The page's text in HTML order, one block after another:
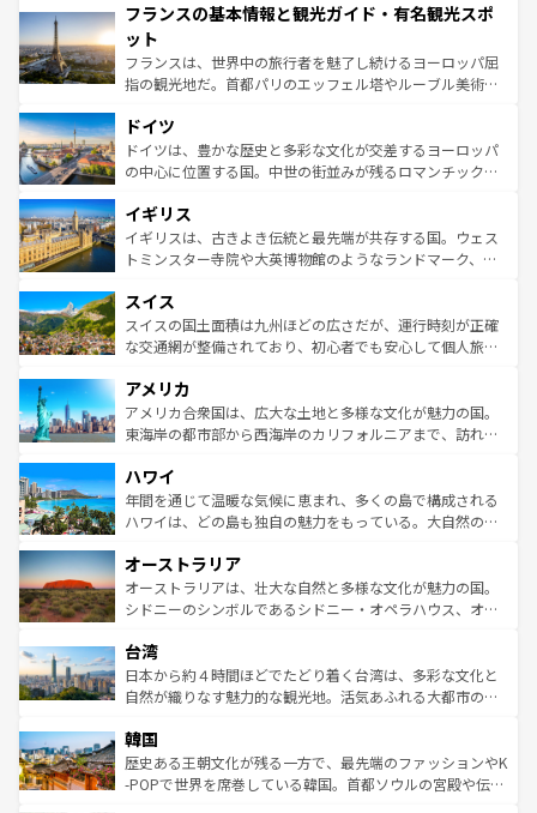
ませてくれるイタリアで、忘れられない旅をしてみよう！
なお、新着のイタリア情報は
しい。
文化が根付くこの国では、情熱的なフラメンコ、熱気あふ
れる闘牛、そして美味しいタパスが生活の一部となってい
る。首都マドリードの洗練された雰囲気や、バルセロナの
アートに溢れた街角から、地方では古代ローマ遺跡や中世
せる。地方によって風土や気候が異なるスペインはその個
性で訪れる人を魅了する。 なお、新着のスペイン情報は コ
ンテンツ一覧を参照してほしい。
フランスの基本情報と観光ガイド・有名観光スポ
ット
フランスは、世界中の旅行者を魅了し続けるヨーロッパ屈
指の観光地だ。首都パリのエッフェル塔やルーブル美術館
で、幅広い魅力が詰まっている。華麗な宮殿、歴史的な大
聖堂、美しいビーチ、そして豊かな自然が、訪れる者を心
から魅了する。また、フランスは美食の国としても知ら
いる。シャンパンの発祥地であるランス、プロヴァンスの
香り高いラベンダー畑など、多彩な楽しみ方が可能だ。さ
らに、パリ以外の地域にも魅力が溢れており、どの街角に
れる地方に足を運ぶとそれぞれで全く異なる文化を体験で
きるだろう。 なお、新着のフランス情報はコンテンツ一覧
を参照してほしい。
ドイツ
ドイツは、豊かな歴史と多彩な文化が交差するヨーロッパ
の中心に位置する国。中世の街並みが残るロマンチック街
顔を持つこの国は、どこを歩いても飽きることがない。ベ
ルリンの文化的活気、バイエルン州のアルプスの絶景、そ
してライン川沿いのワイン畑といった風景は必見。ビール
は、お酒好きな人にはぜひ体験してほしい。 なお、新着の
ドイツ情報はコンテンツ一覧を参照してほしい。
イギリス
イギリスは、古きよき伝統と最先端が共存する国。ウェス
トミンスター寺院や大英博物館のようなランドマーク、歴
リアごとに異なる魅力がある。また、優雅なアフタヌーン
ティー、ビール好きにはたまらない英国パブ、サッカー観
戦など、本場だからこそできる体験も豊富。イギリスを旅
ンツ一覧を参照してほしい。
スイス
スイスの国土面積は九州ほどの広さだが、運行時刻が正確
な交通網が整備されており、初心者でも安心して個人旅行
の建物がそのまま残る町や、スイスならではのユニークな
博物館もあり、アルプス観光だけでなく町歩きも満喫する
ことができる。国民の所得が高いため物価も高いが、旅行
ば市内交通費無料で観光を楽しむこともできる。 なお、新
着のスイス情報はコンテンツ一覧 を参照してほしい。
アメリカ
アメリカ合衆国は、広大な土地と多様な文化が魅力の国。
東海岸の都市部から西海岸のカリフォルニアまで、訪れる
のような巨大都市は、観光、ショッピング、エンターテイ
ンメントが詰まった刺激的なスポットだ。一方、アメリカ
西部には大自然が広がり、グランドキャニオンやイエロー
部のニューオーリンズでは、音楽と美食が融合した独特の
文化が魅力。旅行者はアメリカの各地域で異なる魅力を楽
しみながら、その多様性と豊かな歴史を感じることができ
ならではの贅沢な旅のスタイルだ。 なお、新着のアメリカ
情報はコンテンツ一覧を参照してほしい。
ハワイ
年間を通じて温暖な気候に恵まれ、多くの島で構成される
ハワイは、どの島も独自の魅力をもっている。大自然の神
ワイ島は見逃せない。また、定番の観光地といえばオアフ
島だが、静かな自然を求めるならマウイ島やカウアイ島が
おすすめ。エメラルドグリーンに輝く海をはじめ、豊かな
れるおもてなしの心で訪れる人々を迎えてくれるハワイの
人々、おいしいローカルフードやハワイアンミュージッ
ク、伝統的なフラダンスなど、すべてがハワイの魅力を彩
ワイを、存分に味わってほしい。 なお、新着のハワイ情報
はコンテンツ一覧を参照してほしい。
オーストラリア
オーストラリアは、壮大な自然と多様な文化が魅力の国。
シドニーのシンボルであるシドニー・オペラハウス、オー
リアリーフや大陸中央部にそびえるウルル（エアーズロッ
ク）、タスマニアの美しい原生林やケアンズの熱帯雨林な
ど、見どころがたくさん。また、カフェやワイン、オージ
いる。アクティビティも充実しており、サーフィンやダイ
ビング、ハイキングなど、アウトドア好きにはたまらな
い。オーストラリアの多彩な魅力を存分に味わいつくそ
台湾
日本から約４時間ほどでたどり着く台湾は、多彩な文化と
自然が織りなす魅力的な観光地。活気あふれる大都市の台
ン）、静ひつな山岳地帯である台湾東部など、都市の喧騒
と山間の静けさが共存しており、訪れる人に新しい発見と
驚きをもたらしてくれる。また、奥深い台湾の食文化も魅
韓国
歴史ある王朝文化が残る一方で、最先端のファッションやK
-POPで世界を席巻している韓国。首都ソウルの宮殿や伝統